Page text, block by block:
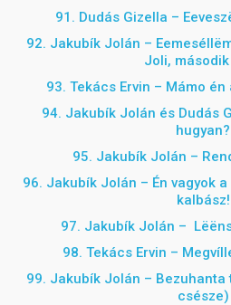
91. Dudás Gizella –
92. Jakubík Jolán –
Joli,
93. Tekács Ervin – Mámo
94. Jakubík Jolán és Dudás
hugyan?
95. Jakubík Jolán –
96. Jakubík Jolán – Én vagyok
kalbász!
97. Jakubík Jolán –
98. Tekács Ervin –
99. Jakubík Jolán –
csésze)